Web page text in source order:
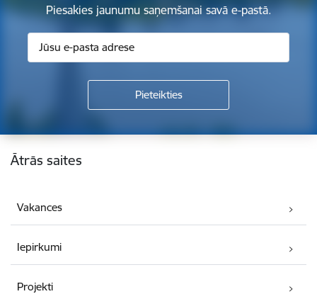
Piesakies jaunumu saņemšanai savā e-pastā.
Kājene
Ātrās saites
Vakances
Iepirkumi
Projekti